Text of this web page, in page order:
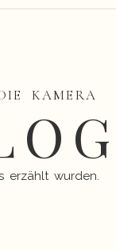
KAMERA
erzählt wurden.